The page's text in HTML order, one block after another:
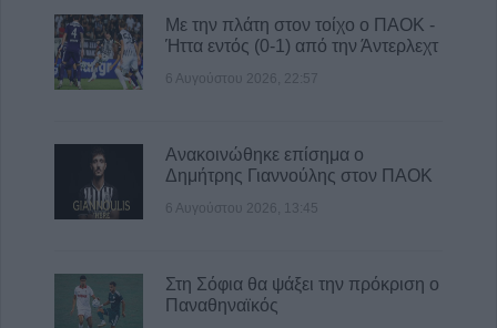
Με την πλάτη στον τοίχο ο ΠΑΟΚ -
Ήττα εντός (0-1) από την Άντερλεχτ
6 Αυγούστου 2026, 22:57
Ανακοινώθηκε επίσημα ο
Δημήτρης Γιαννούλης στον ΠΑΟΚ
6 Αυγούστου 2026, 13:45
Στη Σόφια θα ψάξει την πρόκριση ο
Παναθηναϊκός